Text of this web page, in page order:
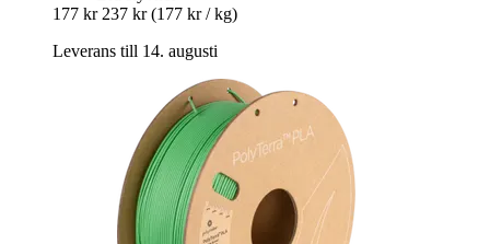
177 kr 237 kr (177 kr / kg)
Leverans till 14. augusti